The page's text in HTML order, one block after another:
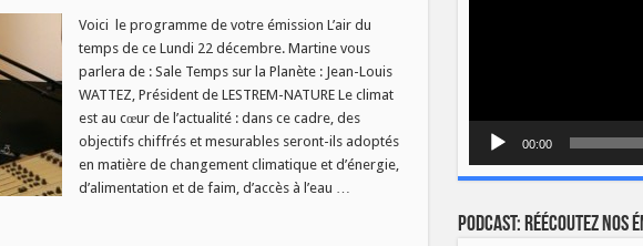
Voici le programme de votre émission L’air du
temps de ce Lundi 22 décembre. Martine vous
parlera de : Sale Temps sur la Planète : Jean-Louis
WATTEZ, Président de LESTREM-NATURE Le climat
est au cœur de l’actualité : dans ce cadre, des
objectifs chiffrés et mesurables seront-ils adoptés
en matière de changement climatique et d’énergie,
d’alimentation et de faim, d’accès à l’eau …
00:00
Podcast: Réécoutez nos